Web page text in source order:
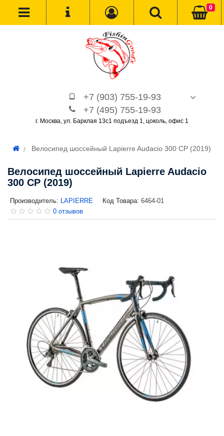
+7 (903) 755-19-93
+7 (495) 755-19-93
г. Москва, ул. Барклая 13с1 подъезд 1, цоколь, офис 1
0
Велосипед шоссейный Lapierre Audacio 300 CP (2019)
Велосипед шоссейный Lapierre Audacio
300 CP (2019)
Производитель: LAPIERRE Код Товара: 6464-01
0 отзывов